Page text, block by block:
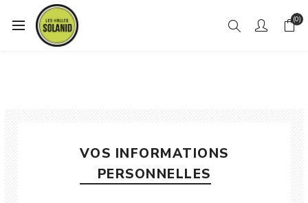
(0)
VOS INFORMATIONS
PERSONNELLES